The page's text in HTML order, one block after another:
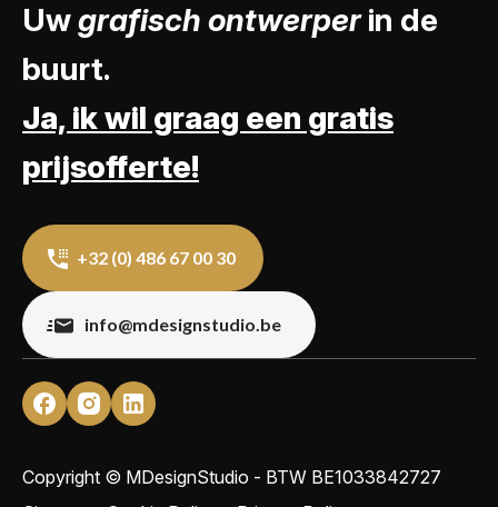
Uwgrafisch ontwerperin de
buurt.
Ja, ik wil graag een gratis
prijsofferte!
+32 (0) 486 67 00 30
info@mdesignstudio.be
Copyright © MDesignStudio - BTW BE1033842727